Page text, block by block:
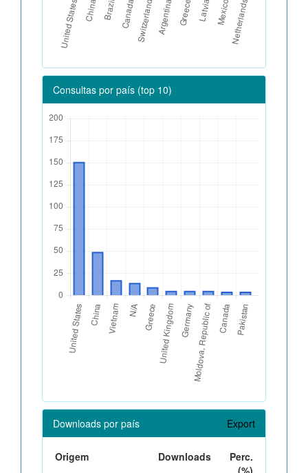
Consultas por país (top 10)
Downloads por país Export
Origem Downloads
Perc.
(%)